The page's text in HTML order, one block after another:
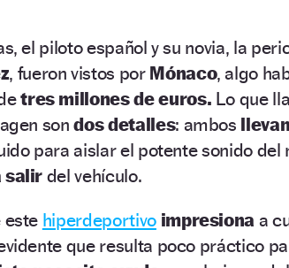
el piloto español y su novia, la
, fueron vistos por Mónaco, algo
tres millones de euros. Lo que
sondos detalles: ambos llevan
para aislar el potente sonido
salir del vehículo.
este hiperdeportivoimpresiona a
que resulta poco práctico